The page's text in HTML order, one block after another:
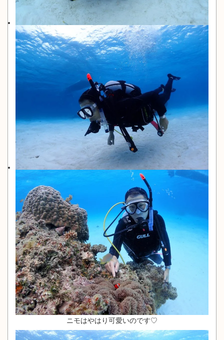
ニモはやはり可愛いのです♡